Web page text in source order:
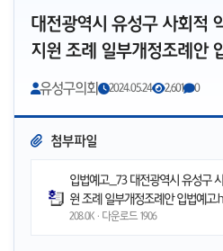
대전광역시 유성구 사회적
지원 조례 일부개정조례안
유성구의회 2024.05.24 2,601 0
첨부파일
입법예고_73 대전광역시 유성구
원 조례 일부개정조례안 입법예고
208.0K · 다운로드 1906